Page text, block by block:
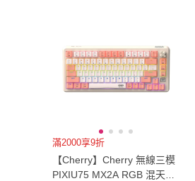
滿2000享9折
【Cherry】Cherry 無線三模
PIXIU75 MX2A RGB 混天綾